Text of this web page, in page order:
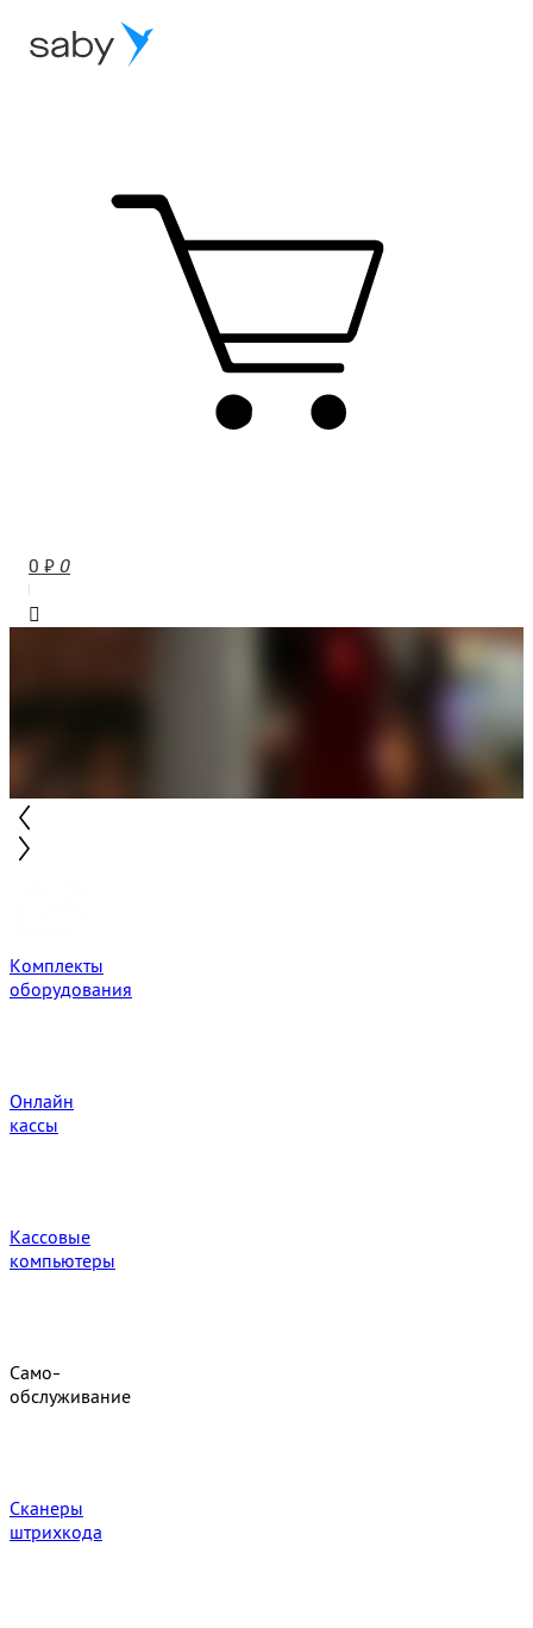
0 ₽ 0
Комплекты
оборудования
Онлайн
кассы
Кассовые
компьютеры
Само-
обслуживание
Сканеры
штрихкода